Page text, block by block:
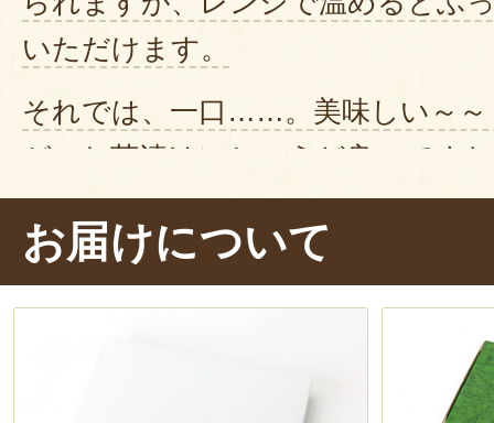
いただけます。
それでは、一口……。美味しい～～
が、お茶漬けにちょうど良いです
の旨味が溢れてきます。お茶漬け
身もふっくら しました！
自分で焼く手間もはぶけて、食べ
時間がな
供やお酒のおつまみにおすすめで
お届けについて